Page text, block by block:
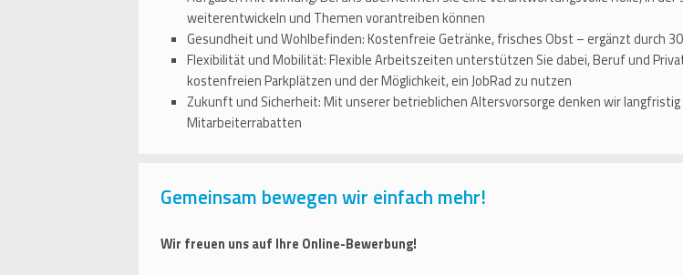
weiterentwickeln und Themen vorantreiben können
Gesundheit und Wohlbefinden: Kostenfreie Getränke, frisches Obst – ergänzt durch
Flexibilität und Mobilität: Flexible Arbeitszeiten unterstützen Sie dabei, Beruf und
kostenfreien Parkplätzen und der Möglichkeit, ein JobRad zu nutzen
Zukunft und Sicherheit: Mit unserer betrieblichen Altersvorsorge denken wir
Mitarbeiterrabatten
Gemeinsam bewegen wir einfach mehr!
Wir freuen uns auf Ihre Online-Bewerbung!